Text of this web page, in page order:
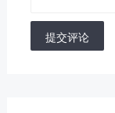
提交评论